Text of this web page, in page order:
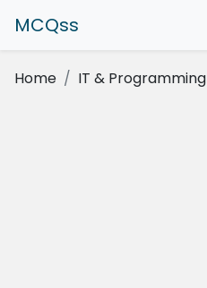
MCQss
Home IT & Programming